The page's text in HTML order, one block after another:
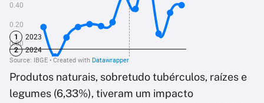
Produtos naturais, sobretudo tubérculos, raízes e
legumes (6,33%), tiveram um impacto